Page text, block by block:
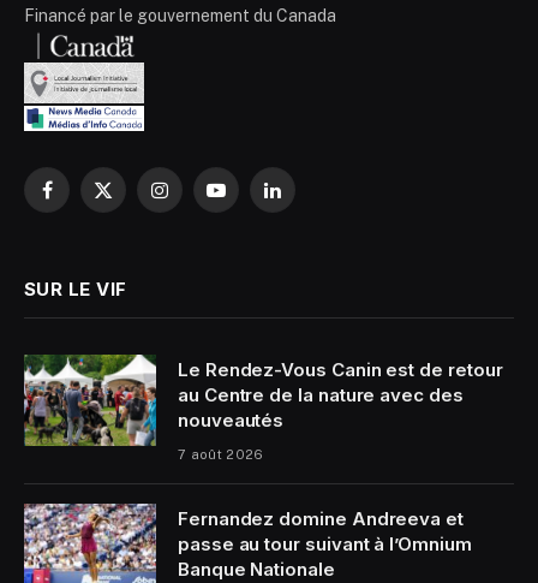
Financé par le gouvernement du Canada
Facebook
X
InstagramYouTubeLinkedIn
SUR LE VIF
Le Rendez-Vous Canin est de retour
au Centre de la nature avec des
nouveautés
7 août 2026
Fernandez domine Andreeva et
passe au tour suivant à l’Omnium
Banque Nationale